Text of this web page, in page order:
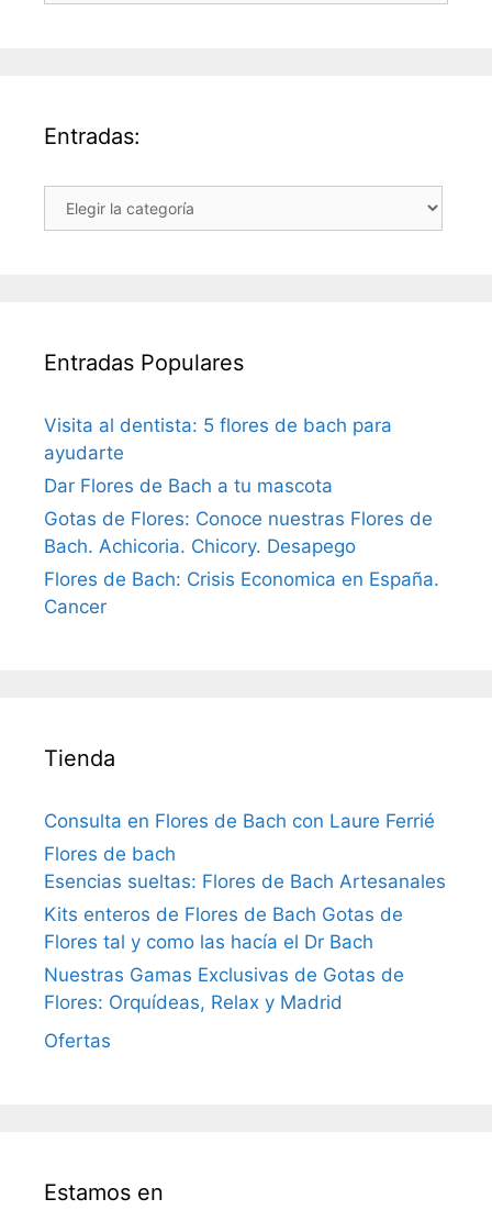
Entradas:
Entradas:
Entradas Populares
Visita al dentista: 5 flores de bach para
ayudarte
Dar Flores de Bach a tu mascota
Gotas de Flores: Conoce nuestras Flores de
Bach. Achicoria. Chicory. Desapego
Flores de Bach: Crisis Economica en España.
Cancer
Tienda
Consulta en Flores de Bach con Laure Ferrié
Flores de bach
Esencias sueltas: Flores de Bach Artesanales
Kits enteros de Flores de Bach Gotas de
Flores tal y como las hacía el Dr Bach
Nuestras Gamas Exclusivas de Gotas de
Flores: Orquídeas, Relax y Madrid
Ofertas
Estamos en